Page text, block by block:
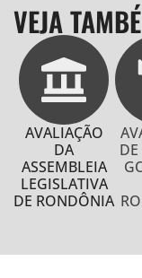
VEJA
AVALIAÇÃO
DA
ASSEMBLEIA
LEGISLATIVA
DE RONDÔNIA